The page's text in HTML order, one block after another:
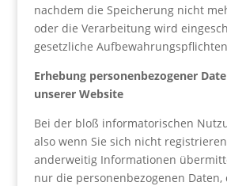
nachdem die Speicherung nicht
oder die Verarbeitung wird
gesetzliche
Erhebung personenbezogener
unserer Website
Bei der bloß informatorischen
also wenn Sie sich nicht
anderweitig Informationen
nur die personenbezogenen Daten,